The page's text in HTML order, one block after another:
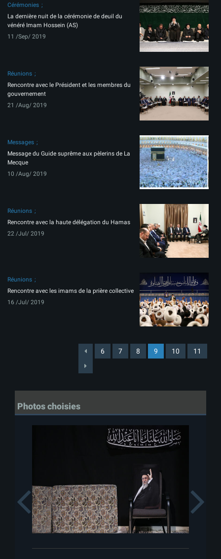
Cérémonies
La dernière nuit de la cérémonie de deuil du
vénéré Imam Hossein (AS)
11 /Sep/ 2019
Réunions
Rencontre avec le Président et les membres du
gouvernement
21 /Aug/ 2019
Messages
Message du Guide suprême aux pèlerins de La
Mecque
10 /Aug/ 2019
Réunions
Rencontre avec la haute délégation du Hamas
22 /Jul/ 2019
Réunions
Rencontre avec les imams de la prière collective
16 /Jul/ 2019
6 7 8 9 10 11
Photos choisies
Previous